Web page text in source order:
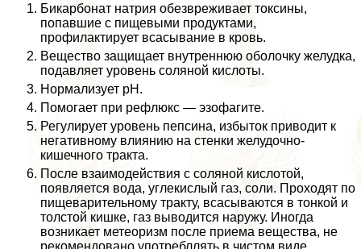
Бикарбонат натрия обезвреживает токсины,
попавшие с пищевыми продуктами,
профилактирует всасывание в кровь.
Вещество защищает внутреннюю оболочку желудка,
подавляет уровень соляной кислоты.
Нормализует рН.
Помогает при рефлюкс — эзофагите.
Регулирует уровень пепсина, избыток приводит к
негативному влиянию на стенки желудочно-
кишечного тpaкта.
После взаимодействия с соляной кислотой,
появляется вода, углекислый газ, соли. Проходят по
пищеварительному тpaкту, всасываются в тонкой и
толстой кишке, газ выводится наружу. Иногда
возникает метеоризм после приема вещества, не
рекомендовано употрeбллять в чистом виде.